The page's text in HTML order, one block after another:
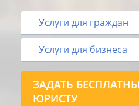
Услуги для граждан
Услуги для бизнеса
ЗАДАТЬ
ЮРИСТУ